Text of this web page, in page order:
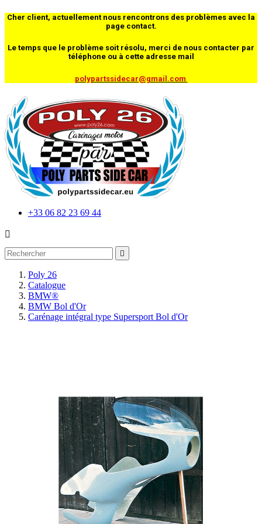
Cher client, actuellement nous rencontrons des problèmes avec la
page contact.
Le temps que le problème soit résolu, merci de nous contacter par
téléphone ou à cette adresse mail
polypartssidecar@gmail.com
+33 06 82 23 69 44


Poly 26
Catalogue
BMW®
BMW Bol d'Or
Carénage intégral type Supersport Bol d'Or